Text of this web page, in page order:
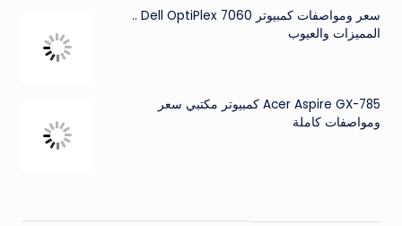
سعر ومواصفات كمبيوتر Dell OptiPlex 7060 ..
المميزات والعيوب
Acer Aspire GX-785 كمبيوتر مكتبي سعر
ومواصفات كاملة